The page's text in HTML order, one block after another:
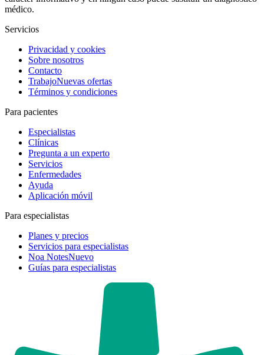
médico.
Servicios
Privacidad y cookies
Sobre nosotros
Contacto
TrabajoNuevas ofertas
Términos y condiciones
Para pacientes
Especialistas
Clínicas
Pregunta a un experto
Servicios
Enfermedades
Ayuda
Aplicación móvil
Para especialistas
Planes y precios
Servicios para especialistas
Noa NotesNuevo
Guías para especialistas